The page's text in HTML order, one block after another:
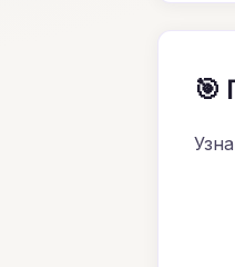
🎯